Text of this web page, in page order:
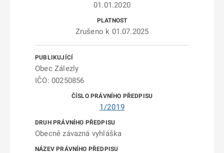
01.01.2020
Zrušeno k 01.07.2025
Obec Zálezly
IČO: 00250856
1/2019
Obecně závazná vyhláška